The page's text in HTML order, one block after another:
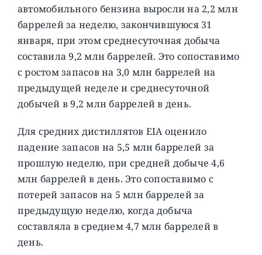
автомобильного бензина выросли на 2,2 млн
баррелей за неделю, закончившуюся 31
января, при этом среднесуточная добыча
составила 9,2 млн баррелей. Это сопоставимо
с ростом запасов на 3,0 млн баррелей на
предыдущей неделе и среднесуточной
добычей в 9,2 млн баррелей в день.
Для средних дистиллятов EIA оценило
падение запасов на 5,5 млн баррелей за
прошлую неделю, при средней добыче 4,6
млн баррелей в день. Это сопоставимо с
потерей запасов на 5 млн баррелей за
предыдущую неделю, когда добыча
составляла в среднем 4,7 млн ​​баррелей в
день.